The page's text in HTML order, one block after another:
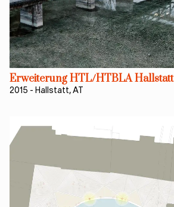
Erweiterung HTL/HTBLA Hallstatt
2015 - Hallstatt, AT